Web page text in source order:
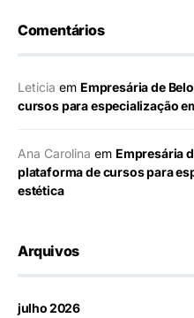
Comentários
Leticia em Empresária de
cursos para especialização
Ana Carolina em Empresária
plataforma de cursos para
estética
Arquivos
julho 2026